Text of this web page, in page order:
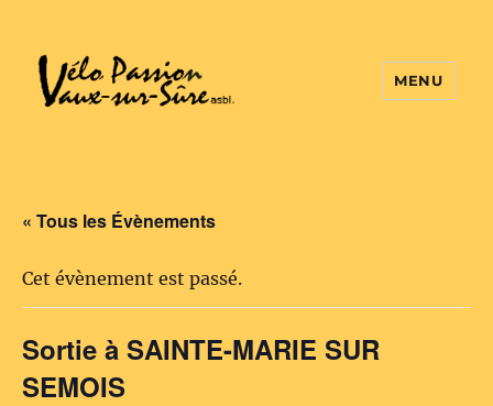
MENU
« Tous les Évènements
Cet évènement est passé.
Sortie à SAINTE-MARIE SUR
SEMOIS